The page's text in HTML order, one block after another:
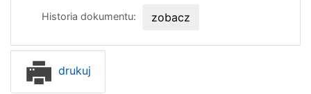
Historia dokumentu:
zobacz
drukuj